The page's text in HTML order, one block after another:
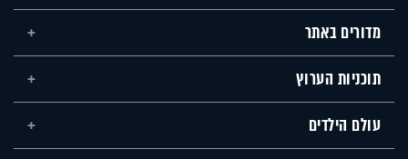
מדורים באתר
תוכניות הערוץ
עולם הילדים